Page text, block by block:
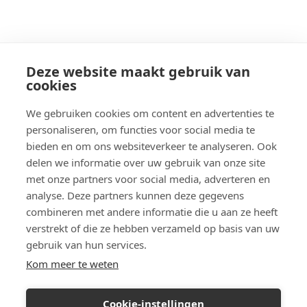
Deze website maakt gebruik van
cookies
We gebruiken cookies om content en advertenties te
personaliseren, om functies voor social media te
bieden en om ons websiteverkeer te analyseren. Ook
delen we informatie over uw gebruik van onze site
met onze partners voor social media, adverteren en
analyse. Deze partners kunnen deze gegevens
combineren met andere informatie die u aan ze heeft
verstrekt of die ze hebben verzameld op basis van uw
gebruik van hun services.
Kom meer te weten
Cookie-instellingen